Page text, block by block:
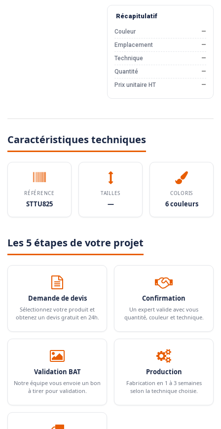
Récapitulatif
Couleur
—
Emplacement
—
Technique
—
Quantité
—
Prix unitaire HT
—
Caractéristiques techniques
RÉFÉRENCE
STTU825
TAILLES
—
COLORIS
6 couleurs
Les 5 étapes de votre projet
Demande de devis
Sélectionnez votre produit et
obtenez un devis gratuit en 24h.
Confirmation
Un expert valide avec vous
quantité, couleur et technique.
Validation BAT
Notre équipe vous envoie un bon
à tirer pour validation.
Production
Fabrication en 1 à 3 semaines
selon la technique choisie.